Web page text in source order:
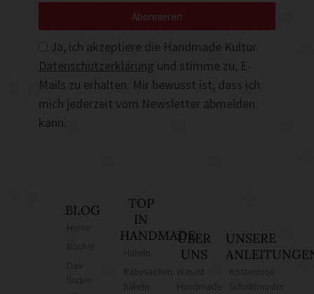
Ja, ich akzeptiere die Handmade Kultur
Datenschutzerklärung und stimme zu, E-
Mails zu erhalten. Mir bewusst ist, dass ich
mich jederzeit vom Newsletter abmelden
kann.
Abonnieren
BLOG
finden
TOP
IN
HANDMADEÜBER
UNS
Was ist
UNSERE
Kostenlose
Schnittmuster